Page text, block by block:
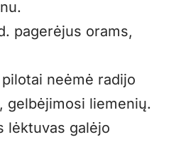
pagerėjus orams,
neėmė radijo
gelbėjimosi liemenių.
lėktuvas galėjo